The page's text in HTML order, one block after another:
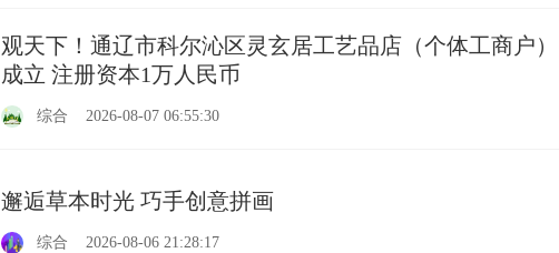
观天下！通辽市科尔沁区灵玄居工艺品店（个体工商户）
成立 注册资本1万人民币
综合 2026-08-07 06:55:30
邂逅草本时光 巧手创意拼画
综合 2026-08-06 21:28:17